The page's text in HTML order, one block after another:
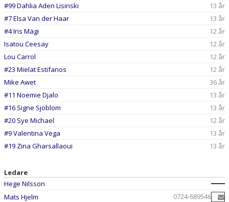
#99 Dahlia Aden Lisinski
13 år
#7 Elsa Van der Haar
13 år
#4 Iris Mägi
12 år
Isatou Ceesay
12 år
Lou Carrol
12 år
#23 Mielat Estifanos
12 år
Mike Awet
36 år
#11 Noemie Djalo
13 år
#16 Signe Sjöblom
13 år
#20 Sye Michael
12 år
#9 Valentina Vega
13 år
#19 Zina Gharsallaoui
13 år
Ledare
Hege Nilsson
Mats Hjelm
0724-689546